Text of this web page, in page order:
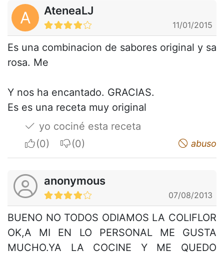
A AteneaLJ
11/01/2015
Es una combinacion de sabores original y sa
rosa. Me
Y nos ha encantado. GRACIAS.
Es es una receta muy original
yo cociné esta receta
I apreciateI do not appreciate abuso
anonymous
07/08/2013
BUENO NO TODOS ODIAMOS LA COLIFLOR
OK,A MI EN LO PERSONAL ME GUSTA
MUCHO.YA LA COCINE Y ME QUEDO